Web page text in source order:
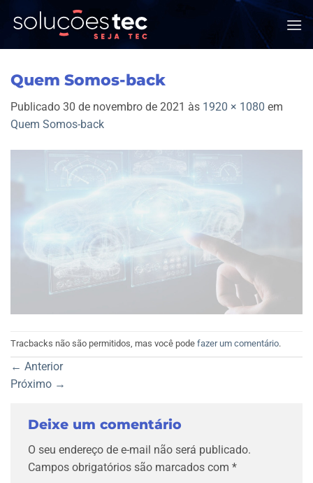
Quem Somos-back
Publicado 30 de novembro de 2021 às 1920 × 1080 em
Quem Somos-back
Tracbacks não são permitidos, mas você pode fazer um comentário.
← Anterior
Próximo →
Deixe um comentário
O seu endereço de e-mail não será publicado.
Campos obrigatórios são marcados com *